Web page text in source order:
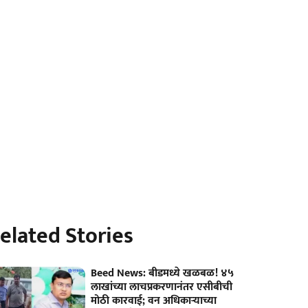
Stories
Beed News: बीडमध्ये खळबळ! ४५
लाखांच्या लाचप्रकरणानंतर एसीबीची
मोठी कारवाई; वन अधिकाऱ्याच्या